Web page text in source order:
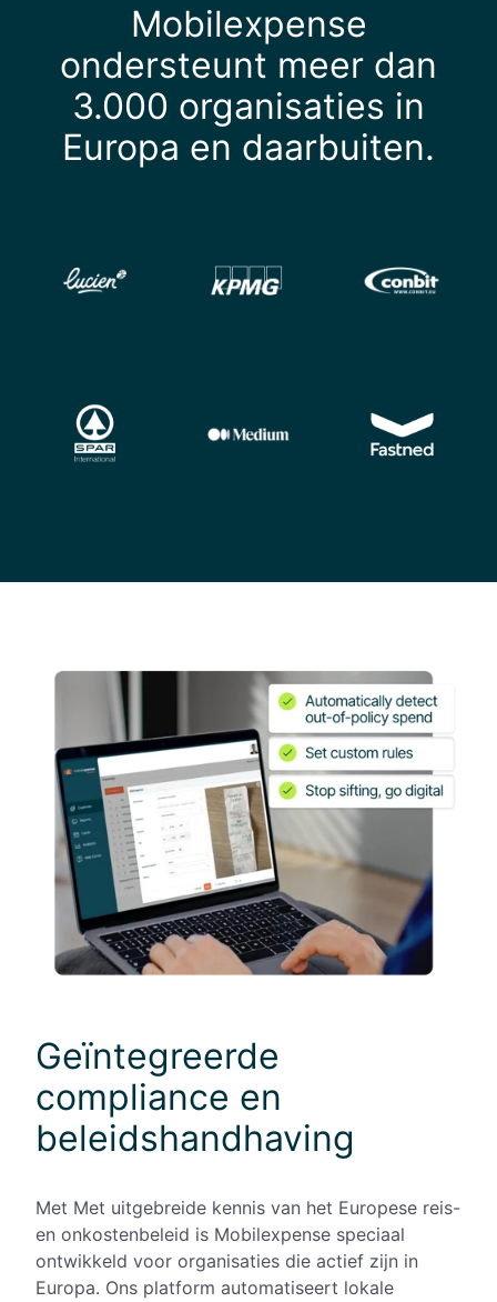
Mobilexpense
ondersteunt meer dan
3.000 organisaties in
Europa en daarbuiten.
Geïntegreerde
compliance en
beleidshandhaving
Met Met uitgebreide kennis van het Europese reis-
en onkostenbeleid is Mobilexpense speciaal
ontwikkeld voor organisaties die actief zijn in
Europa. Ons platform automatiseert lokale